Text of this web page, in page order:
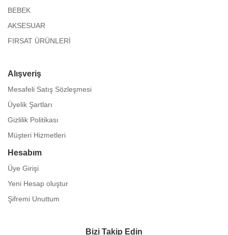
BEBEK
AKSESUAR
FIRSAT ÜRÜNLERİ
Alışveriş
Mesafeli Satış Sözleşmesi
Üyelik Şartları
Gizlilik Politikası
Müşteri Hizmetleri
Hesabım
Üye Girişi
Yeni Hesap oluştur
Şifremi Unuttum
Bizi Takip Edin